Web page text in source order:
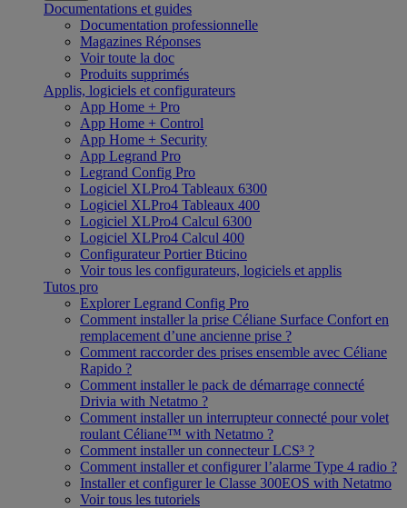
Documentations et guides
Documentation professionnelle
Magazines Réponses
Voir toute la doc
Produits supprimés
Applis, logiciels et configurateurs
App Home + Pro
App Home + Control
App Home + Security
App Legrand Pro
Legrand Config Pro
Logiciel XLPro4 Tableaux 6300
Logiciel XLPro4 Tableaux 400
Logiciel XLPro4 Calcul 6300
Logiciel XLPro4 Calcul 400
Configurateur Portier Bticino
Voir tous les configurateurs, logiciels et applis
Tutos pro
Explorer Legrand Config Pro
Comment installer la prise Céliane Surface Confort en
remplacement d’une ancienne prise ?
Comment raccorder des prises ensemble avec Céliane
Rapido ?
Comment installer le pack de démarrage connecté
Drivia with Netatmo ?
Comment installer un interrupteur connecté pour volet
roulant Céliane™ with Netatmo ?
Comment installer un connecteur LCS³ ?
Comment installer et configurer l’alarme Type 4 radio ?
Installer et configurer le Classe 300EOS with Netatmo
Voir tous les tutoriels